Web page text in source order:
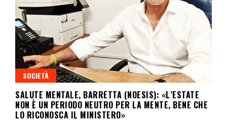
SOCIETÀ
SALUTE MENTALE, BARRETTA (NOESIS): «L’ESTATE
NON È UN PERIODO NEUTRO PER LA MENTE, BENE CHE
LO RICONOSCA IL MINISTERO»